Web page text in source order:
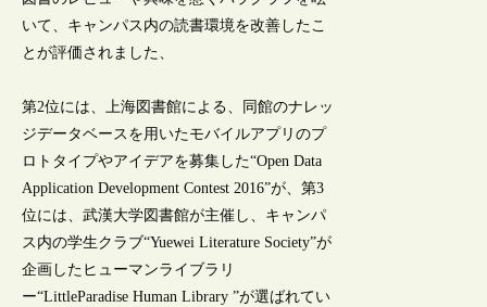
いて、キャンパス内の読書環境を改善したこ
とが評価されました、
第2位には、上海図書館による、同館のナレッ
ジデータベースを用いたモバイルアプリのプ
ロトタイプやアイデアを募集した“Open Data
Application Development Contest 2016”が、第3
位には、武漢大学図書館が主催し、キャンパ
ス内の学生クラブ“Yuewei Literature Society”が
企画したヒューマンライブラリ
ー“LittleParadise Human Library ”が選ばれてい